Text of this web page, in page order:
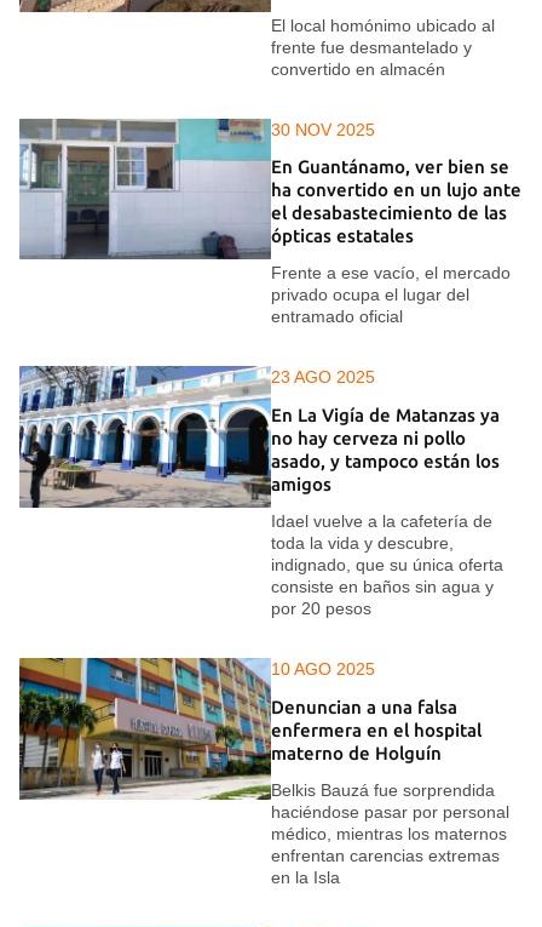
El local homónimo ubicado al
frente fue desmantelado y
convertido en almacén
30 NOV 2025
En Guantánamo, ver bien se
ha convertido en un lujo ante
el desabastecimiento de las
ópticas estatales
Frente a ese vacío, el mercado
privado ocupa el lugar del
entramado oficial
23 AGO 2025
En La Vigía de Matanzas ya
no hay cerveza ni pollo
asado, y tampoco están los
amigos
Idael vuelve a la cafetería de
toda la vida y descubre,
indignado, que su única oferta
consiste en baños sin agua y
por 20 pesos
10 AGO 2025
Denuncian a una falsa
enfermera en el hospital
materno de Holguín
Belkis Bauzá fue sorprendida
haciéndose pasar por personal
médico, mientras los maternos
enfrentan carencias extremas
en la Isla